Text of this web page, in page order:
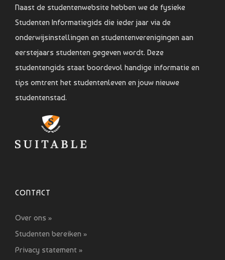
Naast de studentenwebsite hebben we de fysieke
Studenten Informatiegids die ieder jaar via de
onderwijsinstellingen en studentenverenigingen aan
eerstejaars studenten gegeven wordt. Deze
studentengids staat boordevol handige informatie en
tips omtrent het studentenleven en jouw nieuwe
studentenstad.
CONTACT
Over ons »
Studenten bereiken »
Privacy statement »